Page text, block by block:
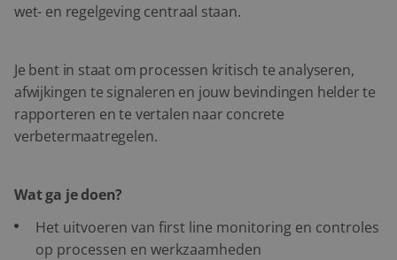
wet- en regelgeving centraal staan.
Je bent in staat om processen kritisch te analyseren,
afwijkingen te signaleren en jouw bevindingen helder te
rapporteren en te vertalen naar concrete
verbetermaatregelen.
Wat ga je doen?
Het uitvoeren van first line monitoring en controles
op processen en werkzaamheden